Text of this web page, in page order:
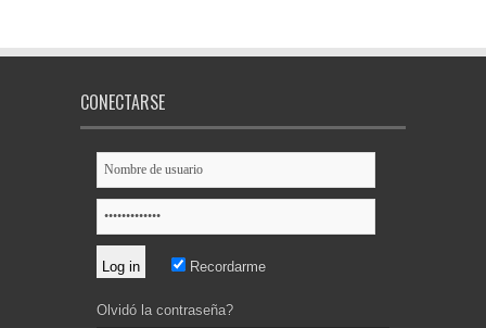
CONECTARSE
Recordarme
Olvidó la contraseña?